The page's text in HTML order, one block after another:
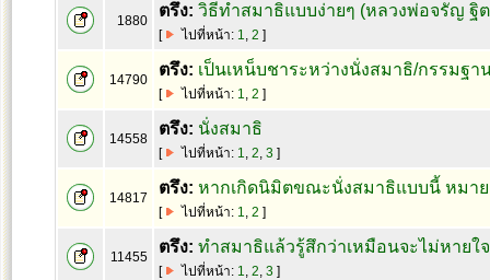
1880
ตรึง: วิธีทำสมาธิแบบง่ายๆ (หลวงพ่อจรัญ ฐิ
[ ไปที่หน้า: 1, 2 ]
14790
ตรึง: เป็นเหน็บชาระหว่างนั่งสมาธิ/กรรมฐา
[ ไปที่หน้า: 1, 2 ]
14558
ตรึง: นั่งสมาธิ
[ ไปที่หน้า: 1, 2, 3 ]
14817
ตรึง: หากเกิดนิมิตขณะนั่งสมาธิแบบนี้ หมาย
[ ไปที่หน้า: 1, 2 ]
11455
ตรึง: ทำสมาธิแล้วรู้สึกว่าเหมือนจะไม่หายใ
[ ไปที่หน้า: 1, 2, 3 ]